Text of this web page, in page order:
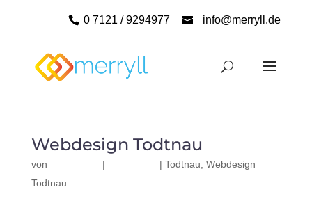
0 7121 / 9294977 info@merryll.de
Webdesign Todtnau
von | | Todtnau Webdesign
Todtnau